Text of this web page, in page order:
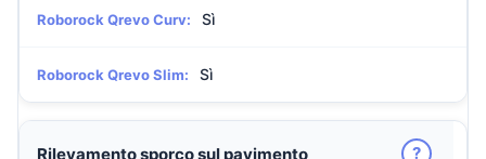
Roborock Qrevo Curv: Sì
Roborock Qrevo Slim: Sì
Rilevamento sporco sul pavimento ?